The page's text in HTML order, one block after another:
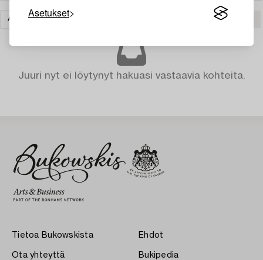
Asetukset
AASIALAINEN KERAMIIKKA JA TAIDEKÄSITYÖ TYHJENNÄ KAIKKI
Juuri nyt ei löytynyt hakuasi vastaavia kohteita.
Tietoa Bukowskista
Ota yhteyttä
Ehdot
Bukipedia